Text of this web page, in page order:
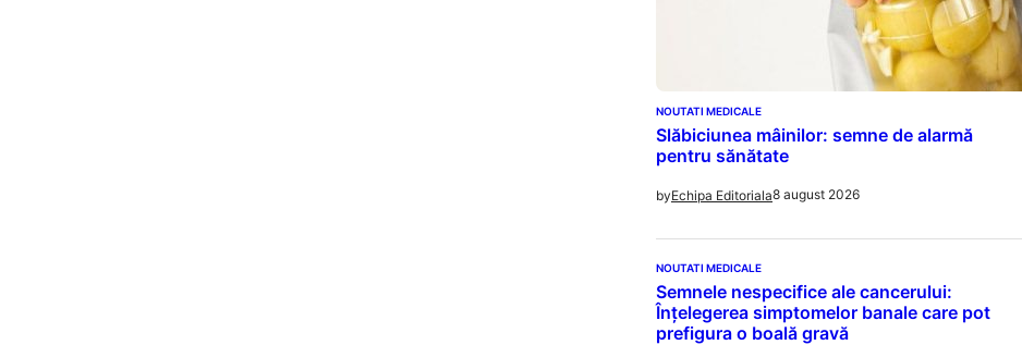
NOUTATI MEDICALE
Slăbiciunea mâinilor: semne de alarmă
pentru sănătate
byEchipa Editoriala8 august 2026
NOUTATI MEDICALE
Semnele nespecifice ale cancerului:
Înțelegerea simptomelor banale care pot
prefigura o boală gravă